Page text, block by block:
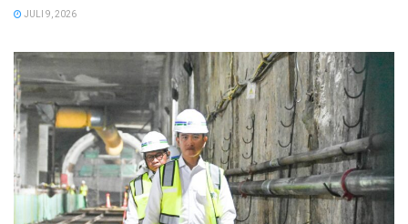
JULI 9, 2026